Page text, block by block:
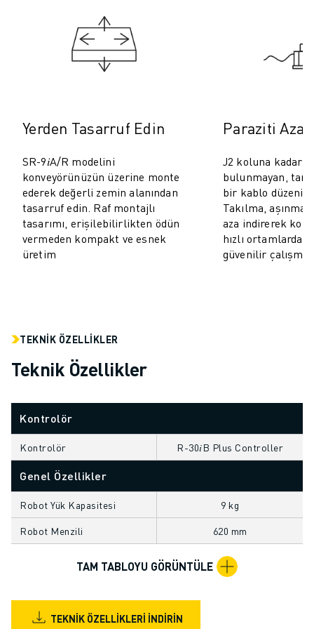
ROBOSHOT TOPLAM SAHIP OLMA MALIYETI
TEL EROZYON MAKINELERI
ROBOCUT TEL EROZYON MAKINELERI
ROBOCUT SÜRDÜRÜLEBILIRLIK
AKILLI FABRIKA ÇÖZÜMLERI
ÜRETIM VERIMLILIĞINI ARTIRMAK IÇIN AKILLI FABRIKA ÇÖZÜMLERI
ÜRÜN KAYDI » FANUC PORTAL
VAKA ÇALIŞMALARI
ÇÖZÜMLER
ENDÜSTRILER
ELEKTRONIK
YIYECEK VE IÇECEK
PLASTIK
DEPOLAMA, LOJISTIK, SEVKIYAT
UYGULAMALAR
5 EKSEN IŞLEME
ARK KAYNAĞI
BIRLEŞTIRME
CNC TAŞLAMA
CNC FREZELEME
ENJEKSIYON
MAKINE BESLEME
Yerden Tasarruf Edin
SR-9𝑖A/R modelini
konveyörünüzün üzerine monte
ederek değerli zemin alanından
tasarruf edin. Raf montajlı
tasarımı, erişilebilirlikten ödün
vermeden kompakt ve esnek
üretim
Paraziti
J2 koluna kadar
bulunmayan,
bir kablo
Takılma, aşınma
aza indirerek
hızlı ortamlarda
güvenilir çalışm
TEKNIK ÖZELLIKLER
Teknik Özellikler
Kontrolör
Kontrolör R-30𝑖B Plus Controller
Genel Özellikler
Robot Yük Kapasitesi 9 kg
Robot Menzili 620 mm
TAM TABLOYU GÖRÜNTÜLE
TEKNIK ÖZELLIKLERI İNDIRIN